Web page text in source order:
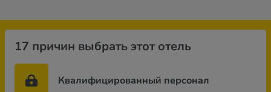
17 причин выбрать этот отель
Квалифицированный персонал